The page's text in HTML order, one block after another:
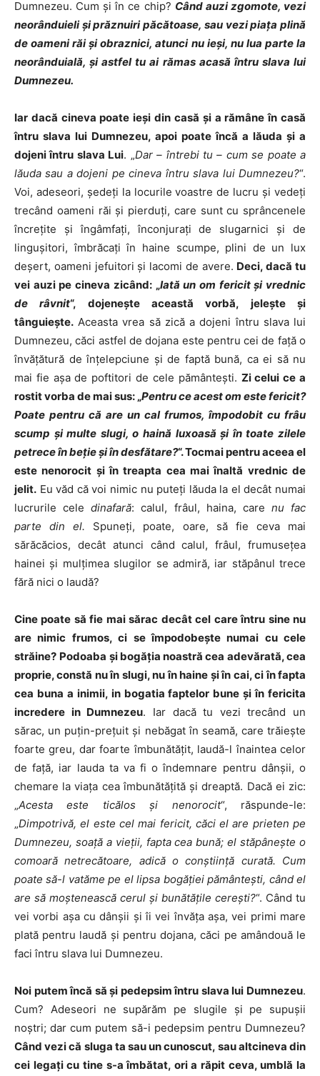
Dumnezeu. Cum şi în ce chip? Când auzi zgomote, vezi
neorânduieli şi prăznuiri păcătoase, sau vezi piaţa plină
de oameni răi şi obraznici, atunci nu ieşi, nu lua parte la
neorânduială, şi astfel tu ai rămas acasă întru slava lui
Dumnezeu.
Iar dacă cineva poate ieşi din casă şi a rămâne în casă
întru slava lui Dumnezeu, apoi poate încă a lăuda şi a
dojeni întru slava Lui. „Dar – întrebi tu – cum se poate a
lăuda sau a dojeni pe cineva întru slava lui Dumnezeu?“.
Voi, adeseori, şedeţi la locurile voastre de lucru şi vedeţi
trecând oameni răi şi pierduţi, care sunt cu sprâncenele
încreţite şi îngâmfaţi, înconjuraţi de slugarnici şi de
linguşitori, îmbrăcaţi în haine scumpe, plini de un lux
deşert, oameni jefuitori şi lacomi de avere. Deci, dacă tu
vei auzi pe cineva zicând: „Iată un om fericit şi vrednic
de râvnit“, dojeneşte această vorbă, jeleşte şi
tânguieşte. Aceasta vrea să zică a dojeni întru slava lui
Dumnezeu, căci astfel de dojana este pentru cei de faţă o
învăţătură de înţelepciune şi de faptă bună, ca ei să nu
mai fie aşa de poftitori de cele pământeşti. Zi celui ce a
rostit vorba de mai sus: „Pentru ce acest om este fericit?
Poate pentru că are un cal frumos, împodobit cu frâu
scump şi multe slugi, o haină luxoasă şi în toate zilele
petrece în beţie şi în desfătare?“. Tocmai pentru aceea el
este nenorocit şi în treapta cea mai înaltă vrednic de
jelit. Eu văd că voi nimic nu puteţi lăuda la el decât numai
lucrurile celedinafară: calul, frâul, haina, care nu fac
parte din el. Spuneţi, poate, oare, să fie ceva mai
sărăcăcios, decât atunci când calul, frâul, frumuseţea
hainei şi mulţimea slugilor se admiră, iar stăpânul trece
fără nici o laudă?
Cine poate să fie mai sărac decât cel care întru sine nu
are nimic frumos, ci se împodobeşte numai cu cele
străine? Podoaba şi bogăţia noastră cea adevărată, cea
proprie, constă nu în slugi, nu în haine şi în cai, ci în fapta
cea buna a inimii, in bogatia faptelor bune şi în fericita
incredere in Dumnezeu. Iar dacă tu vezi trecând un
sărac, un puţin-preţuit şi nebăgat în seamă, care trăieşte
foarte greu, dar foarte îmbunătăţit, laudă-l înaintea celor
de faţă, iar lauda ta va fi o îndemnare pentru dânşii, o
chemare la viaţa cea îmbunătăţită şi dreaptă. Dacă ei zic:
„Acesta este ticălos şi nenorocit“, răspunde-le:
„Dimpotrivă, el este cel mai fericit, căci el are prieten pe
Dumnezeu, soaţă a vieţii, fapta cea bună; el stăpâneşte o
comoară netrecătoare, adică o conştiinţă curată. Cum
poate să-l vatăme pe el lipsa bogăţiei pământeşti, când el
are să moştenească cerul şi bunătăţile cereşti?“. Când tu
vei vorbi aşa cu dânşii şi îi vei învăţa aşa, vei primi mare
plată pentru laudă şi pentru dojana, căci pe amândouă le
faci întru slava lui Dumnezeu.
Noi putem încă să şi pedepsim întru slava lui Dumnezeu.
Cum? Adeseori ne supărăm pe slugile şi pe supuşii
noştri; dar cum putem să-i pedepsim pentru Dumnezeu?
Când vezi că sluga ta sau un cunoscut, sau altcineva din
cei legaţi cu tine s-a îmbătat, ori a răpit ceva, umblă la